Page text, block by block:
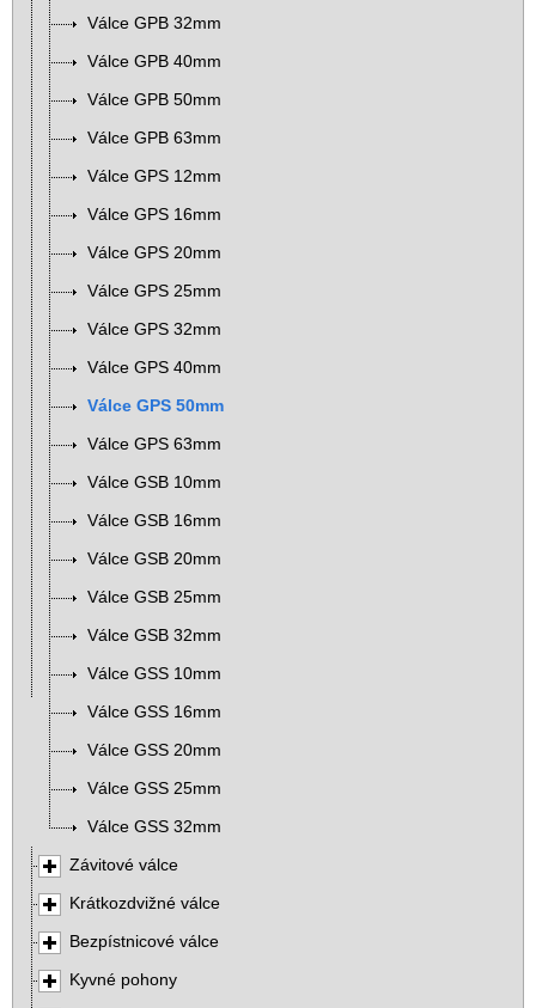
Válce GPB 32mm
Válce GPB 40mm
Válce GPB 50mm
Válce GPB 63mm
Válce GPS 12mm
Válce GPS 16mm
Válce GPS 20mm
Válce GPS 25mm
Válce GPS 32mm
Válce GPS 40mm
Válce GPS 50mm
Válce GPS 63mm
Válce GSB 10mm
Válce GSB 16mm
Válce GSB 20mm
Válce GSB 25mm
Válce GSB 32mm
Válce GSS 10mm
Válce GSS 16mm
Válce GSS 20mm
Válce GSS 25mm
Válce GSS 32mm
Závitové válce
Krátkozdvižné válce
Bezpístnicové válce
Kyvné pohony